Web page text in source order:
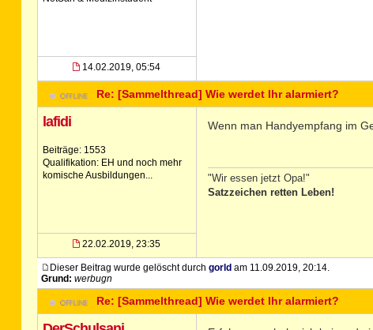
14.02.2019, 05:54
Re: [Sammelthread] Wie werdet Ihr alarmiert?
lafidi
Beiträge: 1553
Qualifikation: EH und noch mehr
komische Ausbildungen...
22.02.2019, 23:35
Wenn man Handyempfang im
"Wir essen jetzt Opa!"
Satzzeichen retten Leben!
Dieser Beitrag wurde gelöscht durchgorld am 11.09.2019, 20:14.
Grund: werbugn
Re: [Sammelthread] Wie werdet Ihr alarmiert?